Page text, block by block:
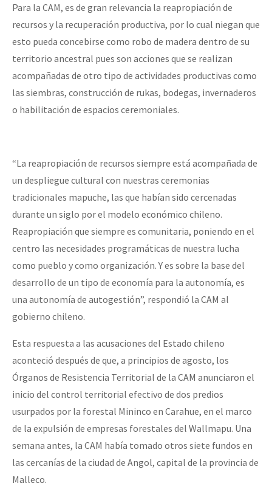
Para la CAM, es de gran relevancia la reapropiación de
recursos y la recuperación productiva, por lo cual niegan que
esto pueda concebirse como robo de madera dentro de su
territorio ancestral pues son acciones que se realizan
acompañadas de otro tipo de actividades productivas como
las siembras, construcción de rukas, bodegas, invernaderos
o habilitación de espacios ceremoniales.
“La reapropiación de recursos siempre está acompañada de
un despliegue cultural con nuestras ceremonias
tradicionales mapuche, las que habían sido cercenadas
durante un siglo por el modelo económico chileno.
Reapropiación que siempre es comunitaria, poniendo en el
centro las necesidades programáticas de nuestra lucha
como pueblo y como organización. Y es sobre la base del
desarrollo de un tipo de economía para la autonomía, es
una autonomía de autogestión”, respondió la CAM al
gobierno chileno.
Esta respuesta a las acusaciones del Estado chileno
aconteció después de que, a principios de agosto, los
Órganos de Resistencia Territorial de la CAM anunciaron el
inicio del control territorial efectivo de dos predios
usurpados por la forestal Mininco en Carahue, en el marco
de la expulsión de empresas forestales del Wallmapu. Una
semana antes, la CAM había tomado otros siete fundos en
las cercanías de la ciudad de Angol, capital de la provincia de
Malleco.